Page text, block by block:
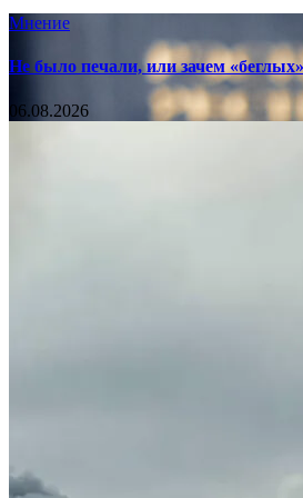
Мнение
Не было печали, или зачем
06.08.2026